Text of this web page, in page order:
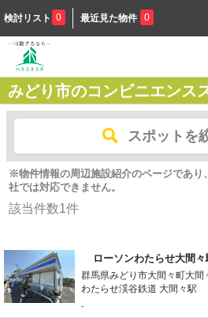
検討リスト 0 最近見た物件 0
みどり市のコンビニエンス
スポットを
※物件情報の周辺施設紹介のページであり
社では対応できません。
該当件数1件
ローソンわたらせ大間々
群馬県みどり市大間々町大間
わたらせ渓谷鉄道 大間々駅
-